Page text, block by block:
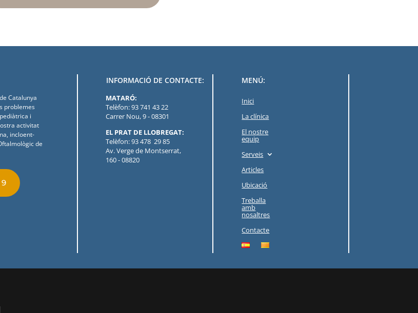
Catalunya
problemes
pediàtrica i
activitat
incloent-
de
INFORMACIÓ DE CONTACTE:
MATARÓ:
Telèfon: 93 741 43 22
Carrer Nou, 9 - 08301
EL PRAT DE LLOBREGAT:
Telèfon: 93 478 29 85
Av. Verge de Montserrat,
160 - 08820
MENÚ:
Inici
La clínica
El nostre
equip
Serveis
Articles
Ubicació
Treballa
amb
nosaltres
Contacte
|